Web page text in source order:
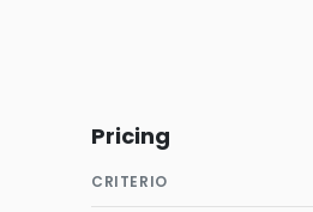
Pricing
CRITERIO